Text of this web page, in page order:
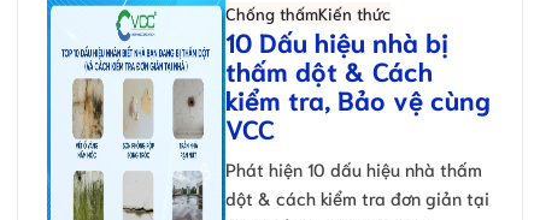
Chống thấmKiến thức
10 Dấu hiệu nhà bị
thấm dột & Cách
kiểm tra, Bảo vệ cùng
VCC
Phát hiện 10 dấu hiệu nhà thấm
dột & cách kiểm tra đơn giản tại